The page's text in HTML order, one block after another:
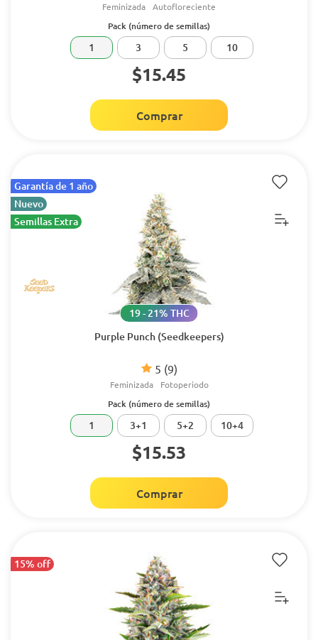
Feminizada Autofloreciente
Pack (número de semillas)
1 3 5 10
$15.45
Comprar
Garantía de 1 año
Nuevo
Semillas Extra
Purple Punch (Seedkeepers)
5 (9)
19 - 21% THC
Feminizada Fotoperiodo
Pack (número de semillas)
1 3+1 5+2 10+4
$15.53
Comprar
15% off